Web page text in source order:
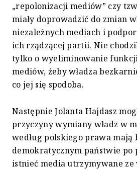
„repolonizacji mediów” czy
miały doprowadzić do zmian
niezależnych mediach i
ich rządzącej partii. Nie
tylko o wyeliminowanie
mediów, żeby władza
co jej się spodoba.
Następnie Jolanta Hajdasz
przyczyny wymiany władz w
według polskiego prawa mają
demokratycznym państwie po
istnieć media utrzymywane